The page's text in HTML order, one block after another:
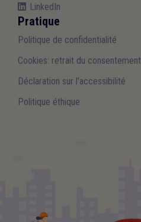
LinkedIn
Pratique
Politique de confidentialité
Cookies: retrait du consentement
Déclaration sur l'accessibilité
Politique éthique